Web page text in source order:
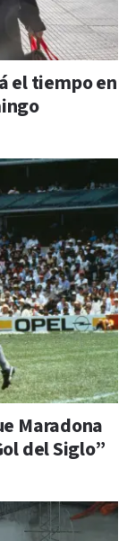
el tiempo en
Maradona
del Siglo”